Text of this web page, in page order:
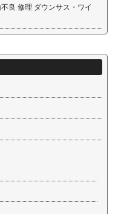
良 修理 ダウンサス・ワイ